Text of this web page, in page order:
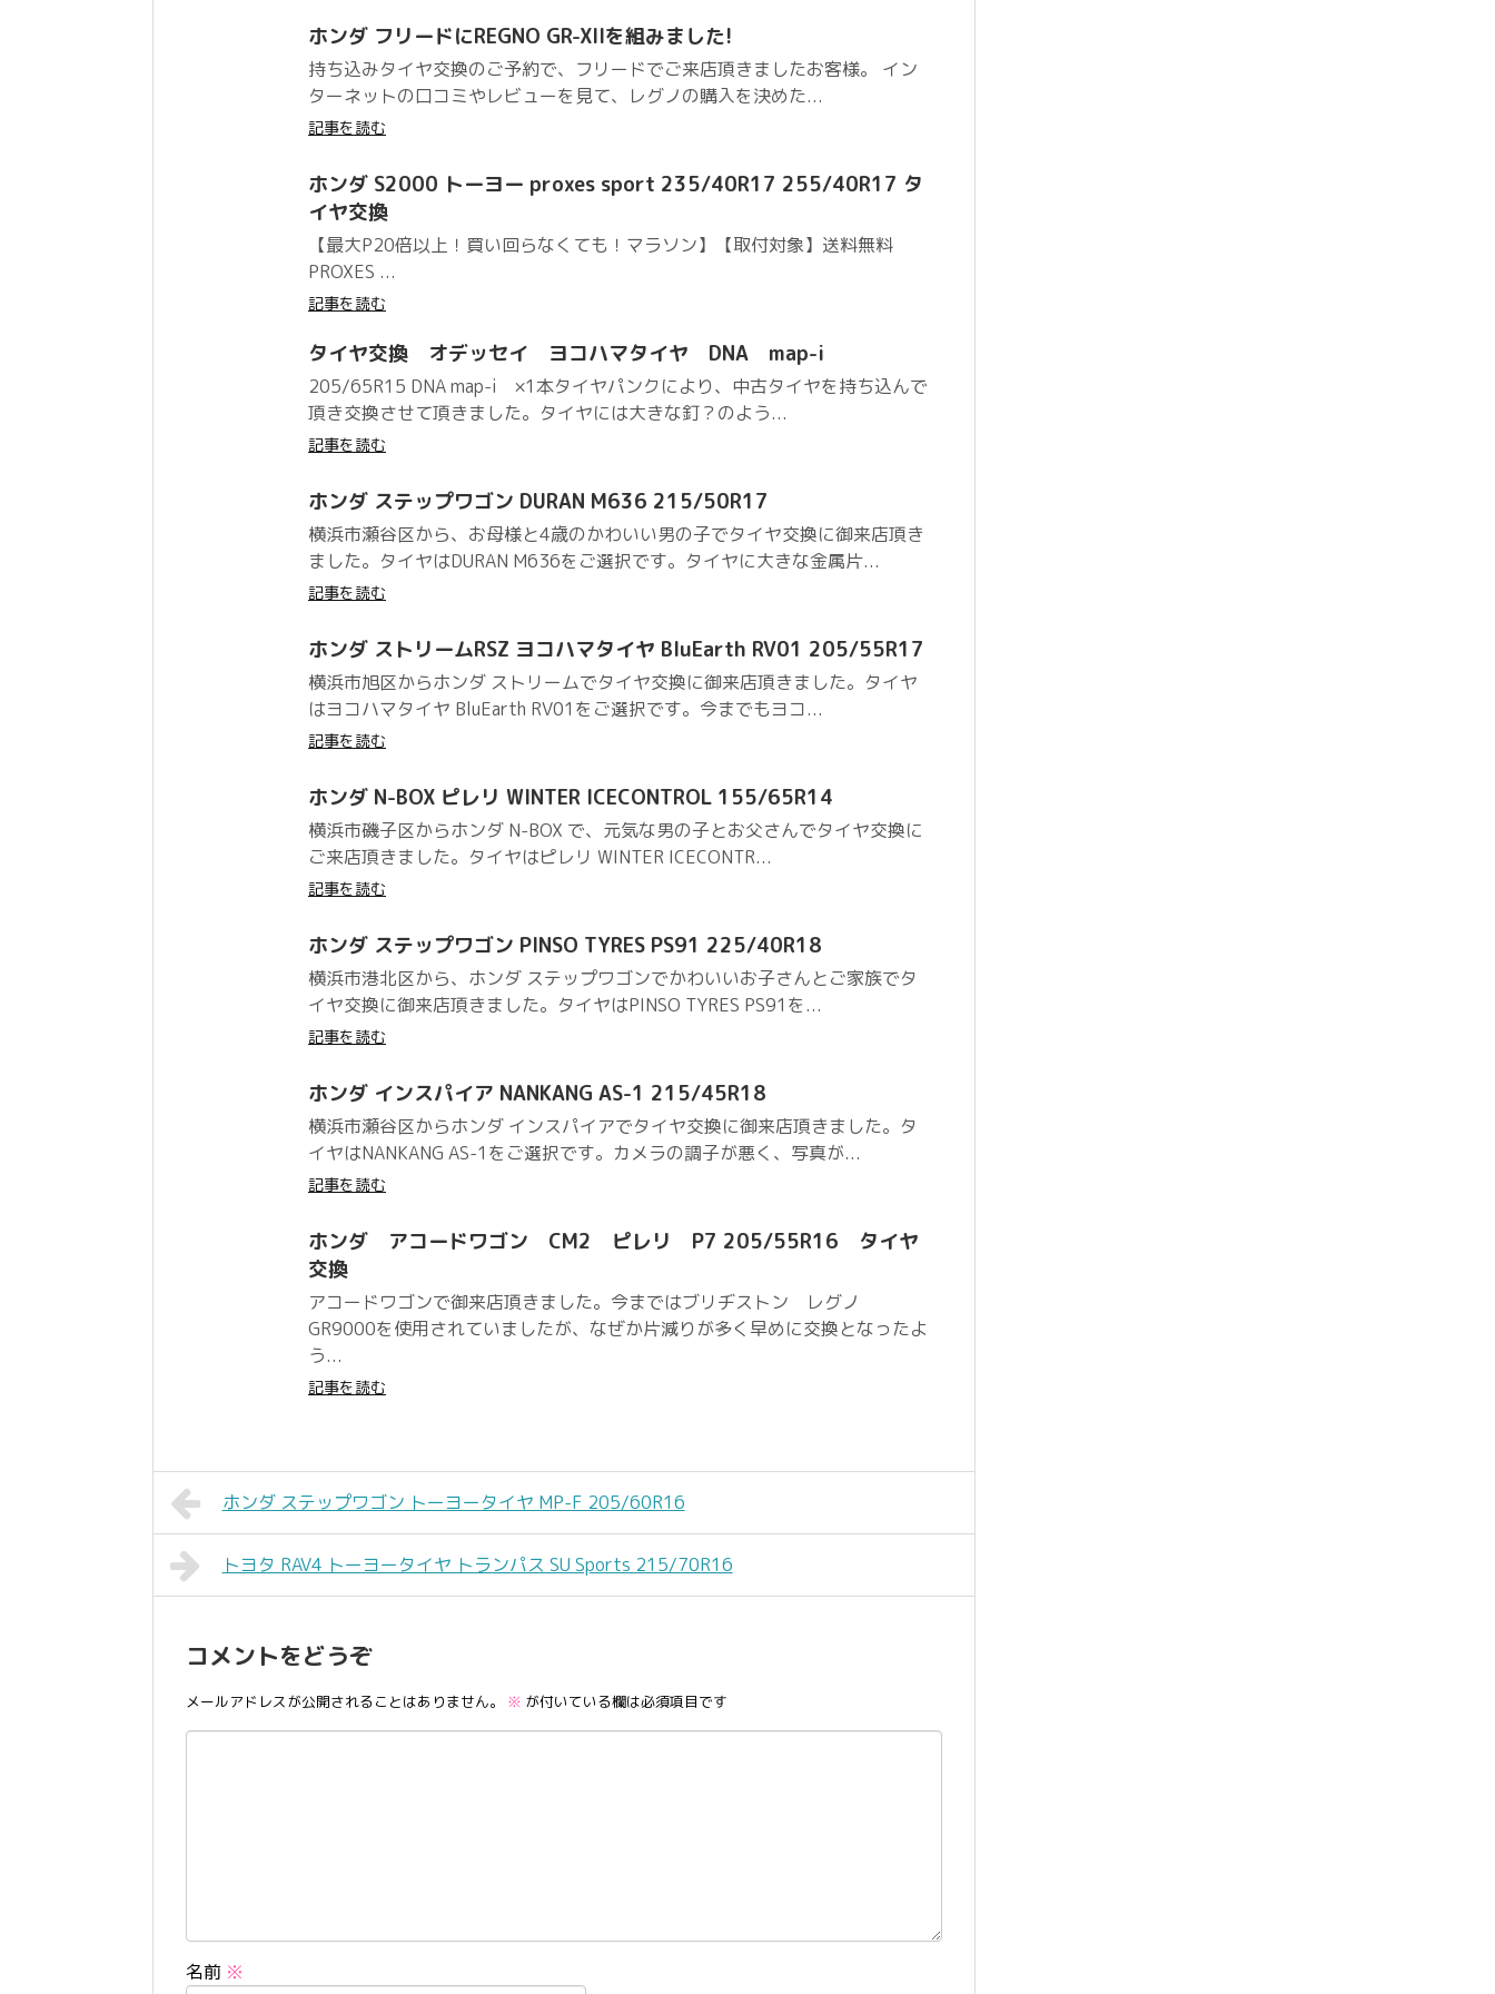
ホンダ フリードにREGNO GR-XIIを組みました!
持ち込みタイヤ交換のご予約で、フリードでご来店頂きましたお客様。 イン
ターネットの口コミやレビューを見て、レグノの購入を決めた...
記事を読む
ホンダ S2000 トーヨー proxes sport 235/40R17 255/40R17 タ
イヤ交換
【最大P20倍以上！買い回らなくても！マラソン】【取付対象】送料無料
PROXES ...
記事を読む
タイヤ交換 オデッセイ ヨコハマタイヤ DNA map-i
205/65R15 DNA map-i ×1本タイヤパンクにより、中古タイヤを持ち込んで
頂き交換させて頂きました。タイヤには大きな釘？のよう...
記事を読む
ホンダ ステップワゴン DURAN M636 215/50R17
横浜市瀬谷区から、お母様と4歳のかわいい男の子でタイヤ交換に御来店頂き
ました。タイヤはDURAN M636をご選択です。タイヤに大きな金属片...
記事を読む
ホンダ ストリームRSZ ヨコハマタイヤ BluEarth RV01 205/55R17
横浜市旭区からホンダ ストリームでタイヤ交換に御来店頂きました。タイヤ
はヨコハマタイヤ BluEarth RV01をご選択です。今までもヨコ...
記事を読む
ホンダ N-BOX ピレリ WINTER ICECONTROL 155/65R14
横浜市磯子区からホンダ N-BOX で、元気な男の子とお父さんでタイヤ交換に
ご来店頂きました。タイヤはピレリ WINTER ICECONTR...
記事を読む
ホンダ ステップワゴン PINSO TYRES PS91 225/40R18
横浜市港北区から、ホンダ ステップワゴンでかわいいお子さんとご家族でタ
イヤ交換に御来店頂きました。タイヤはPINSO TYRES PS91を...
記事を読む
ホンダ インスパイア NANKANG AS-1 215/45R18
横浜市瀬谷区からホンダ インスパイアでタイヤ交換に御来店頂きました。タ
イヤはNANKANG AS-1をご選択です。カメラの調子が悪く、写真が...
記事を読む
ホンダ アコードワゴン CM2 ピレリ P7 205/55R16 タイヤ
交換
アコードワゴンで御来店頂きました。今まではブリヂストン レグノ
GR9000を使用されていましたが、なぜか片減りが多く早めに交換となったよ
う...
記事を読む
ホンダ ステップワゴン トーヨータイヤ MP-F 205/60R16
トヨタ RAV4 トーヨータイヤ トランパス SU Sports 215/70R16
コメントをどうぞ
メールアドレスが公開されることはありません。 ※ が付いている欄は必須項目です
名前 ※